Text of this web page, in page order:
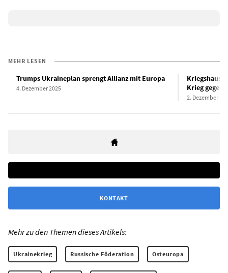
MEHR LESEN
Trumps Ukraineplan sprengt Allianz mit Europa
4. Dezember 2025
Krieg gegen
2. Dezember
KONTAKT
Mehr zu den Themen dieses Artikels:
Ukrainekrieg Russische Föderation Osteuropa